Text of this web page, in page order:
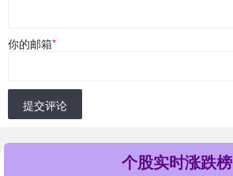
你的邮箱*
提交评论
个股实时涨跌榜